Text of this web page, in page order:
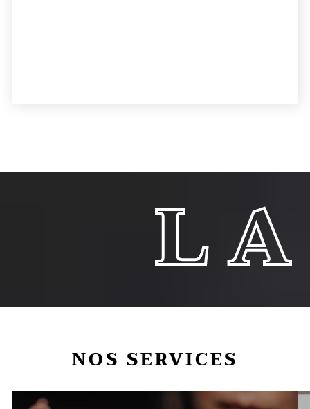
NOS SERVICES